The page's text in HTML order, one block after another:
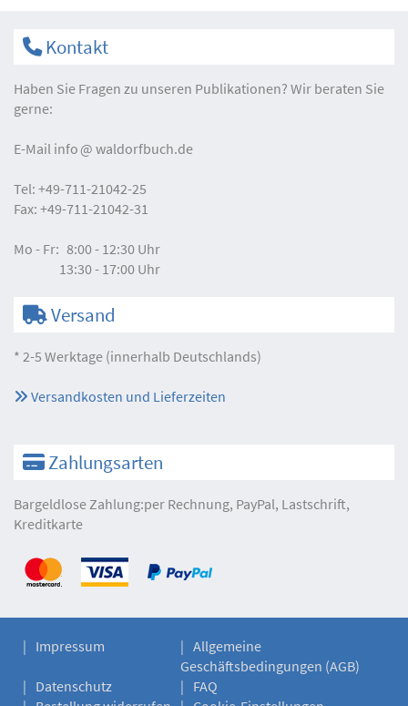
Kontakt
Haben Sie Fragen zu unseren Publikationen? Wir beraten Sie
gerne:
E-Mail info waldorfbuch.de
Tel: +49-711-21042-25
Fax: +49-711-21042-31
Mo - Fr: 8:00 - 12:30 Uhr
13:30 - 17:00 Uhr
Versand
* 2-5 Werktage (innerhalb Deutschlands)
Versandkosten und Lieferzeiten
Zahlungsarten
Bargeldlose Zahlung:per Rechnung, PayPal, Lastschrift,
Kreditkarte
Impressum
Allgemeine
Geschäftsbedingungen (AGB)
Datenschutz
FAQ